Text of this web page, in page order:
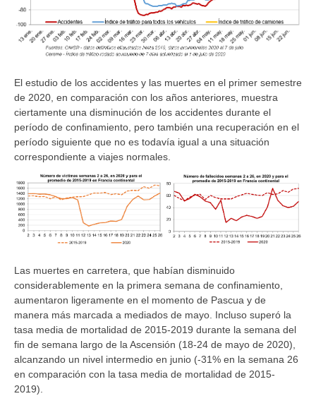
El estudio de los accidentes y las muertes en el primer semestre
de 2020, en comparación con los años anteriores, muestra
ciertamente una disminución de los accidentes durante el
período de confinamiento, pero también una recuperación en el
período siguiente que no es todavía igual a una situación
correspondiente a viajes normales.
Las muertes en carretera, que habían disminuido
considerablemente en la primera semana de confinamiento,
aumentaron ligeramente en el momento de Pascua y de
manera más marcada a mediados de mayo. Incluso superó la
tasa media de mortalidad de 2015-2019 durante la semana del
fin de semana largo de la Ascensión (18-24 de mayo de 2020),
alcanzando un nivel intermedio en junio (-31% en la semana 26
en comparación con la tasa media de mortalidad de 2015-
2019).